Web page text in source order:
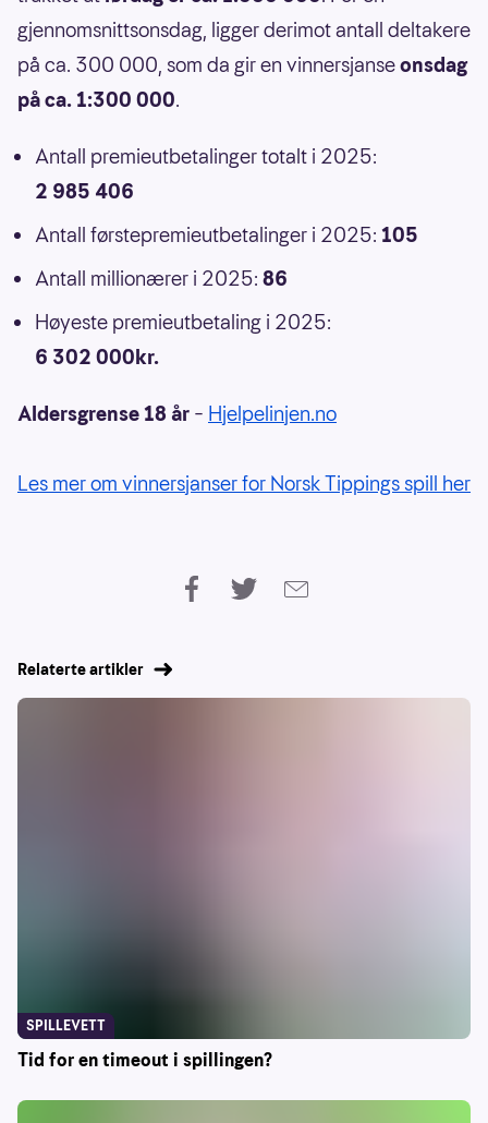
gjennomsnittsonsdag, ligger derimot antall deltakere
på ca. 300 000, som da gir en vinnersjanseonsdag
på ca. 1:300 000.
Antall premieutbetalinger totalt i 2025:
2 985 406
Antall førstepremieutbetalinger i 2025: 105
Antall millionærer i 2025: 86
Høyeste premieutbetaling i 2025:
6 302 000kr.
Aldersgrense 18 år – Hjelpelinjen.no
Les mer om vinnersjanser for Norsk Tippings spill her
Relaterte artikler
Tid for en timeout i spillingen?
SPILLEVETT